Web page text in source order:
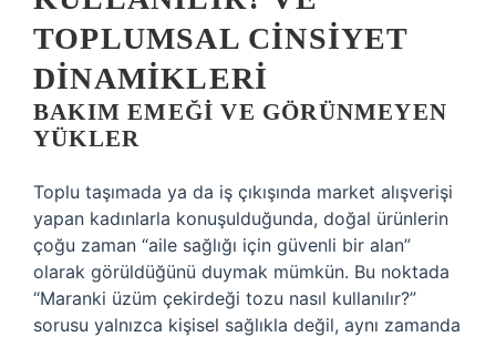
TOPLUMSAL CINSIYET
DINAMIKLERI
BAKIM EMEĞI VE GÖRÜNMEYEN
YÜKLER
Toplu taşımada ya da iş çıkışında market alışverişi
yapan kadınlarla konuşulduğunda, doğal ürünlerin
çoğu zaman “aile sağlığı için güvenli bir alan”
olarak görüldüğünü duymak mümkün. Bu noktada
“Maranki üzüm çekirdeği tozu nasıl kullanılır?”
sorusu yalnızca kişisel sağlıkla değil, aynı zamanda